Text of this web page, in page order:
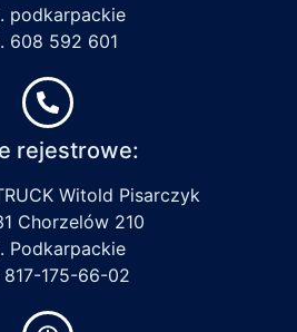
podkarpackie
608 592 601
rejestrowe:
Witold Pisarczyk
Chorzelów 210
Podkarpackie
817-175-66-02